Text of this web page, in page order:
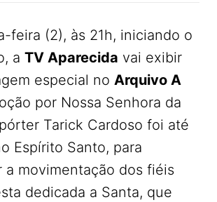
feira (2), às 21h, iniciando o
a TV Aparecida vai exibir
especial no Arquivo A
por Nossa Senhora da
Tarick Cardoso foi até
Espírito Santo, para
a movimentação dos fiéis
dedicada a Santa, que